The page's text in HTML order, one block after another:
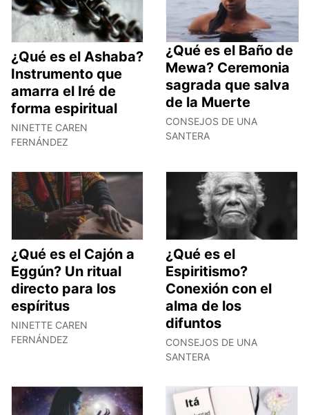
¿Qué es el Ashaba?
Instrumento que
amarra el Iré de
forma espiritual
NINETTE CAREN
FERNÁNDEZ
¿Qué es el Baño de
Mewa? Ceremonia
sagrada que salva
de la Muerte
CONSEJOS DE UNA
SANTERA
¿Qué es el Cajón a
Eggún? Un ritual
directo para los
espíritus
NINETTE CAREN
FERNÁNDEZ
¿Qué es el
Espiritismo?
Conexión con el
alma de los
difuntos
CONSEJOS DE UNA
SANTERA